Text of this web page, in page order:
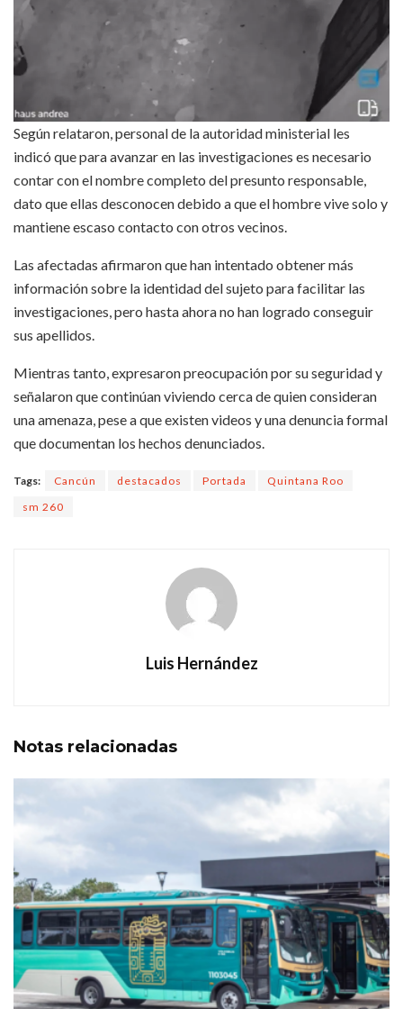
Según relataron, personal de la autoridad ministerial les
indicó que para avanzar en las investigaciones es necesario
contar con el nombre completo del presunto responsable,
dato que ellas desconocen debido a que el hombre vive solo y
mantiene escaso contacto con otros vecinos.
Las afectadas afirmaron que han intentado obtener más
información sobre la identidad del sujeto para facilitar las
investigaciones, pero hasta ahora no han logrado conseguir
sus apellidos.
Mientras tanto, expresaron preocupación por su seguridad y
señalaron que continúan viviendo cerca de quien consideran
una amenaza, pese a que existen videos y una denuncia formal
que documentan los hechos denunciados.
Tags: Cancún destacados Portada
Quintana Roo
sm 260
Luis Hernández
Notas relacionadas